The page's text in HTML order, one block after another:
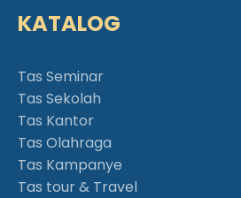
KATALOG
Tas Seminar
Tas Sekolah
Tas Kantor
Tas Olahraga
Tas Kampanye
Tas tour & Travel